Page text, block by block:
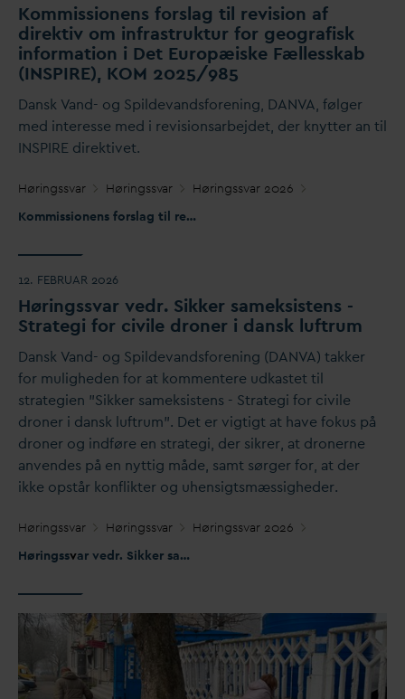
Kommissionens forslag til revision af
direktiv om infrastruktur for geografisk
information i Det Europæiske Fællesskab
(INSPIRE), KOM 2025/985
Dansk Vand- og Spildevandsforening, DANVA, følger
med interesse med i revisionsarbejdet, der knytter an til
INSPIRE direktivet.
Høringssvar Høringssvar Høringssvar 2026
Kommissionens forslag til revision af direktiv om infrastruktur for geografisk information i Det Europæiske Fællesskab (INSPIRE), KOM 2025/985
12. FEBRUAR 2026
Høringssvar vedr. Sikker sameksistens -
Strategi for civile droner i dansk luftrum
Dansk Vand- og Spildevandsforening (DANVA) takker
for muligheden for at kommentere udkastet til
strategien ”Sikker sameksistens - Strategi for civile
droner i dansk luftrum”. Det er vigtigt at have fokus på
droner og indføre en strategi, der sikrer, at dronerne
anvendes på en nyttig måde, samt sørger for, at der
ikke opstår konflikter og uhensigtsmæssigheder.
Høringssvar Høringssvar Høringssvar 2026
Høringssvar vedr. Sikker sameksistens - Strategi for civile droner i